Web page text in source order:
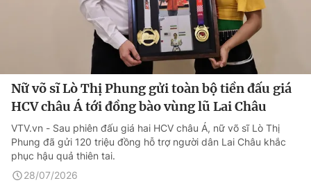
Nữ võ sĩ Lò Thị Phung gửi toàn bộ tiền đấu giá
HCV châu Á tới đồng bào vùng lũ Lai Châu
VTV.vn - Sau phiên đấu giá hai HCV châu Á, nữ võ sĩ Lò Thị
Phung đã gửi 120 triệu đồng hỗ trợ người dân Lai Châu khắc
phục hậu quả thiên tai.
28/07/2026